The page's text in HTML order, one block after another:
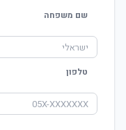
שם משפחה
טלפון